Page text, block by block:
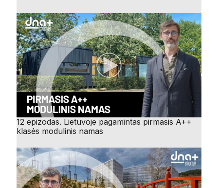
12 epizodas. Lietuvoje pagamintas pirmasis A++
klasės modulinis namas